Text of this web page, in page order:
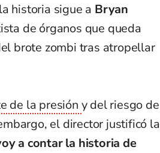
historia sigue a Bryan
de órganos que queda
brote zombi tras atropellar
de la presión y del riesgo de
el director justificó la
a contar la historia de